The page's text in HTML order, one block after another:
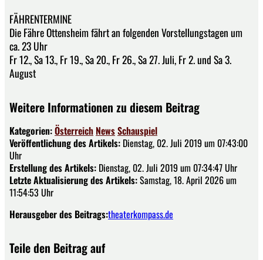
FÄHRENTERMINE
Die Fähre Ottensheim fährt an folgenden Vorstellungstagen um
ca. 23 Uhr
Fr 12., Sa 13., Fr 19., Sa 20., Fr 26., Sa 27. Juli, Fr 2. und Sa 3.
August
Weitere Informationen zu diesem Beitrag
Kategorien:Österreich NewsSchauspiel
Veröffentlichung des Artikels: Dienstag, 02. Juli 2019 um 07:43:00
Uhr
Erstellung des Artikels: Dienstag, 02. Juli 2019 um 07:34:47 Uhr
Letzte Aktualisierung des Artikels:Samstag, 18. April 2026 um
11:54:53 Uhr
Herausgeber des Beitrags:theaterkompass.de
Teile den Beitrag auf